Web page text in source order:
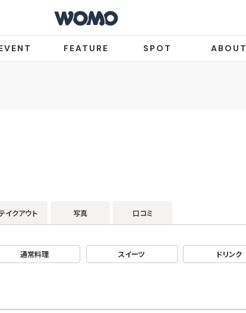
FEATURE SPOT ABOUT
イクアウト 写真 口コミ
通常料理 スイーツ ドリンク